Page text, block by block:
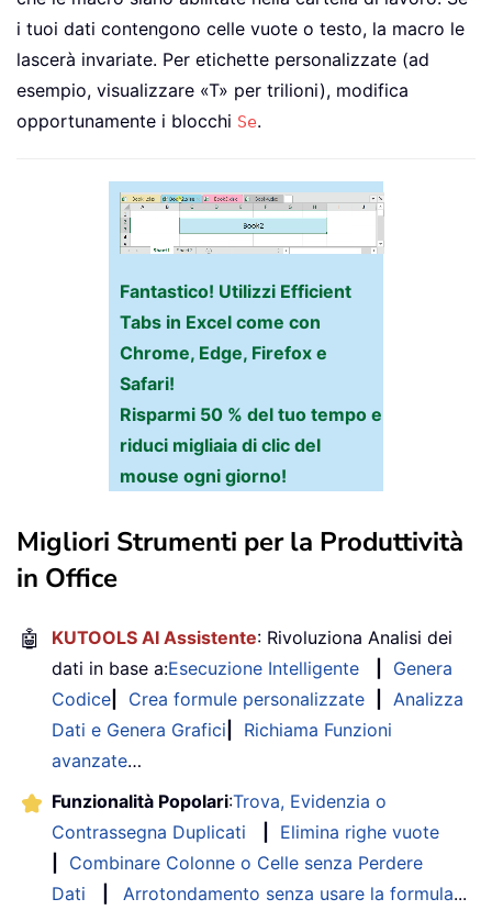
i tuoi dati contengono celle vuote o testo, la macro le
lascerà invariate. Per etichette personalizzate (ad
esempio, visualizzare «T» per trilioni), modifica
opportunamente i blocchi Se.
Fantastico! Utilizzi Efficient
Tabs in Excel come con
Chrome, Edge, Firefox e
Safari!
Risparmi 50 % del tuo tempo e
riduci migliaia di clic del
mouse ogni giorno!
Migliori Strumenti per la Produttività
in Office
🤖 KUTOOLS AI Assistente: Rivoluziona Analisi dei
dati in base a:Esecuzione Intelligente
Genera
Codice
Crea formule personalizzate
Analizza
Dati e Genera Grafici
Richiama Funzioni
avanzate…
Funzionalità Popolari:Trova, Evidenzia o
Contrassegna Duplicati
Elimina righe vuote
Combinare Colonne o Celle senza Perdere
Dati
Arrotondamento senza usare la formula...